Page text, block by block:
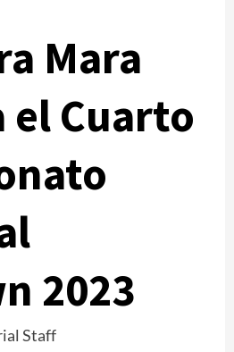
Mara
el Cuarto
2023
Staff